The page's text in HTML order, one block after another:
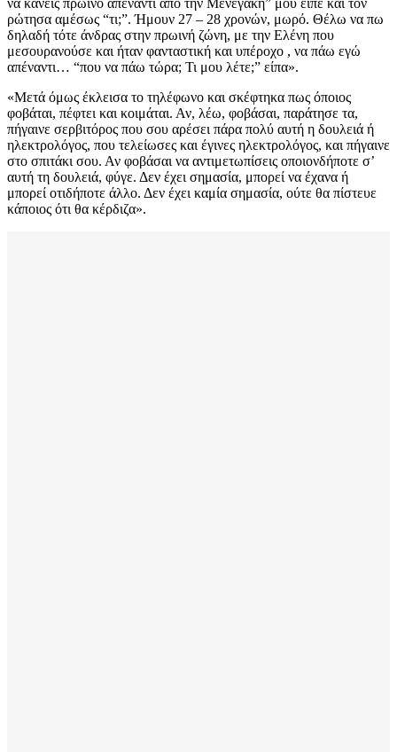
να κάνεις πρωινό απέναντι από την Μενεγάκη” μου είπε και τον
ρώτησα αμέσως “τι;”. Ήμουν 27 – 28 χρονών, μωρό. Θέλω να πω
δηλαδή τότε άνδρας στην πρωινή ζώνη, με την Ελένη που
μεσουρανούσε και ήταν φανταστική και υπέροχο , να πάω εγώ
απέναντι… “που να πάω τώρα; Τι μου λέτε;” είπα».
«Μετά όμως έκλεισα το τηλέφωνο και σκέφτηκα πως όποιος
φοβάται, πέφτει και κοιμάται. Αν, λέω, φοβάσαι, παράτησε τα,
πήγαινε σερβιτόρος που σου αρέσει πάρα πολύ αυτή η δουλειά ή
ηλεκτρολόγος, που τελείωσες και έγινες ηλεκτρολόγος, και πήγαινε
στο σπιτάκι σου. Αν φοβάσαι να αντιμετωπίσεις οποιονδήποτε σ’
αυτή τη δουλειά, φύγε. Δεν έχει σημασία, μπορεί να έχανα ή
μπορεί οτιδήποτε άλλο. Δεν έχει καμία σημασία, ούτε θα πίστευε
κάποιος ότι θα κέρδιζα».